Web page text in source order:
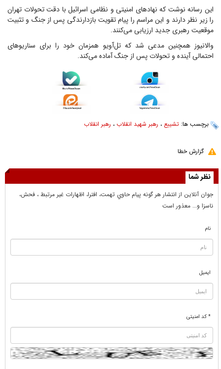
این رسانه نوشت که نهادهای امنیتی و نظامی اسرائیل با دقت تحولات تهران
را زیر نظر دارند و این مراسم را پیام تقویت بازدارندگی پس از جنگ و تثبیت
موقعیت رهبری جدید ارزیابی می‌کنند.
والانیوز همچنین مدعی شد که تل‌آویو همزمان خود را برای سناریوهای
احتمالی آینده و تحولات پس از جنگ آماده می‌کند.
برچسب ها: تشییع ، رهبر شهید انقلاب ، رهبر انقلاب
گزارش خطا
نظر شما
جوان آنلاين از انتشار هر گونه پيام حاوي تهمت، افترا، اظهارات غير مرتبط ، فحش،
ناسزا و... معذور است
نام
ایمیل
* کد امنیتی